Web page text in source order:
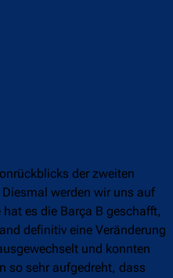
der zweiten
werden wir uns auf
es die Barça B geschafft,
definitiv eine Veränderung
und konnten
so sehr aufgedreht, dass